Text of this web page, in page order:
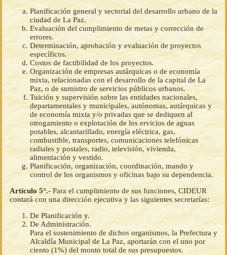
Planificación general y sectorial del desarrollo urbano de la
ciudad de La Paz.
Evaluación del cumplimiento de metas y corrección de
errores.
Determinación, aprobación y evaluación de proyectos
específicos.
Costos de factibilidad de los proyectos.
Organización de empresas autárquicas o de economía
mixta, relacionadas con el desarrollo de la capital de La
Paz, o de sumistro de servicios públicos urbanos.
Tuición y supervisión sobre las entidades nacionales,
departamentales y municipales, autónomas, autárquicas y
de economía mixta y/o privadas que se dediquen al
otrogamiento o explotación de los ervicios de aguas
potables, alcantarillado, energía eléctrica, gas,
combustible, transportes, comunicaciones telefónicas
radiales y postales, radio, televisión, vivienda,
alimentación y vestido.
Planificación, organización, coordinación, mando y
control de los organismos y oficinas bajo su dependencia.
Artículo 5°.- Para el cumplimiento de sus funciones, CIDEUR
contará con una dirección ejecutiva y las siguientes secretarías:
De Planificación y.
De Administración.
Para el sostenimiento de dichos organismos, la Prefectura y
Alcaldía Municipal de La Paz, aportarán con el uno por
ciento (1%) del monto total de sus presupuestos.